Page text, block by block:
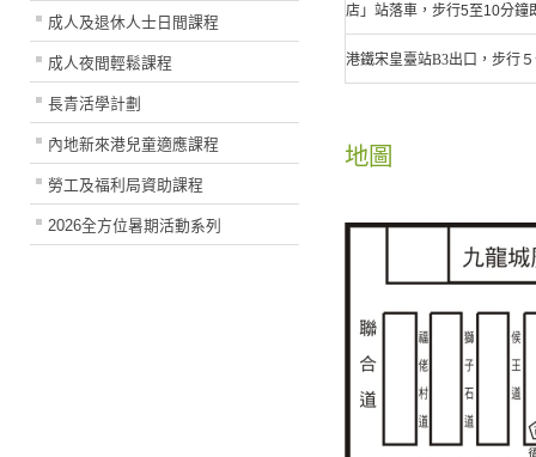
成人及退休人士日間課程
成人夜間輕鬆課程
長青活學計劃
內地新來港兒童適應課程
勞工及福利局資助課程
2026全方位暑期活動系列
店」站落車，步行5至10分鐘
港鐵宋皇臺站B3出口，步行
地圖